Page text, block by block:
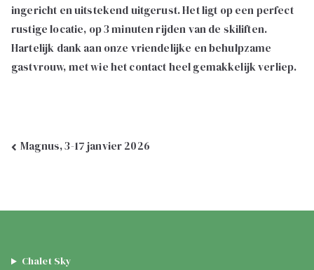
ingericht en uitstekend uitgerust. Het ligt op een perfect
rustige locatie, op 3 minuten rijden van de skiliften.
Hartelijk dank aan onze vriendelijke en behulpzame
gastvrouw, met wie het contact heel gemakkelijk verliep.
Bericht
Magnus, 3-17 janvier 2026
Chalet Sky